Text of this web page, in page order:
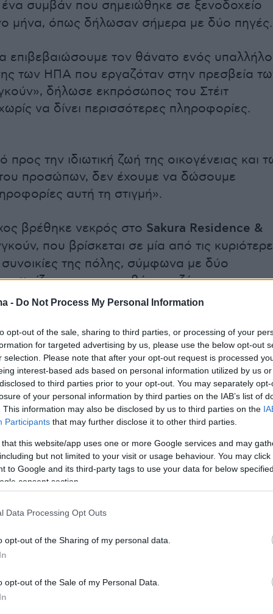
- Do Not Process My Personal Information
opt-out of the sale, sharing to third parties, or processing of your
for targeted advertising by us, please use the below opt-out
selection. Please note that after your opt-out request is processed
interest-based ads based on personal information utilized by us
to third parties prior to your opt-out. You may separately
of your personal information by third parties on the IAB’s list of
This information may also be disclosed by us to third parties on the
Participants that may further disclose it to other third parties.
that this website/app uses one or more Google services and may
but not limited to your visit or usage behaviour. You may
to Google and its third-party tags to use your data for below
consent section.
Data Processing Opt Outs
opt-out of the Sharing of my personal data.
opt-out of the Sale of my Personal Data.
ένα συμβάν που σημειώθηκε σε ξενοδοχείο
μήνα, όπως δήλωσαν σήμερα με δύο πηγές.
επιβεβαιώσουμε τον θάνατο ενός
των ΗΠΑ που εργαζόταν στην πρεσβεία
δήλωσε εκπρόσωπος του Στέιτ
να δίνει περισσότερες πληροφορίες.
την ιδιωτική ζωή της οικογένειας και
προσώπων, δεν έχουμε να δώσουμε
αυτή τη στιγμή».
βρέθηκε νεκρός στο Sakura Residence &
που βρίσκεται σε μία από τις
συνοικίες της πόλης, σύμφωνα με δύο
για το συμβάν και ζήτησαν να μην
λόγω της ευαισθησίας του θέματος.
του ξενοδοχείου, με τα οποία
αρνήθηκαν να σχολιάσουν και το
τμήμα δεν απάντησε σε αίτημα για
Press, που μετέδωσε πρώτο την είδηση,
δεν μπόρεσε προς το παρόν και
επαληθεύσει τις πληροφορίες αυτές.
διερεύνησης που διεξάγεται μέσω
επισήμων διαύλων», δήλωσε το υπουργείο
Ταϊλάνδης, αρνούμενο να σχολιάσει
σε πολιτική και οικονομική αναταραχή